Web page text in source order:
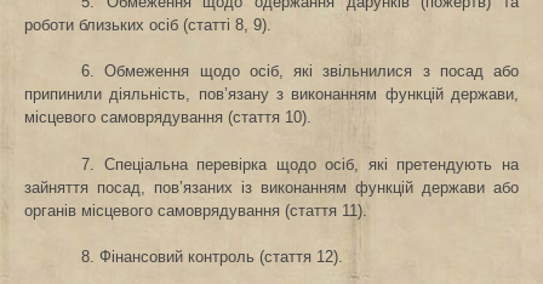
роботи близьких осіб (статті 8, 9).
6. Обмеження щодо осіб, які звільнилися з посад або
припинили діяльність, пов’язану з виконанням функцій держави,
місцевого самоврядування (стаття 10).
7. Спеціальна перевірка щодо осіб, які претендують на
зайняття посад, пов’язаних із виконанням функцій держави або
органів місцевого самоврядування (стаття 11).
8. Фінансовий контроль (стаття 12).